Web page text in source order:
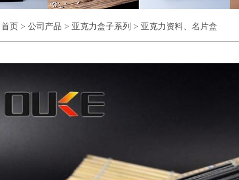
首页 > 公司产品 > 亚克力盒子系列 > 亚克力资料、名片盒